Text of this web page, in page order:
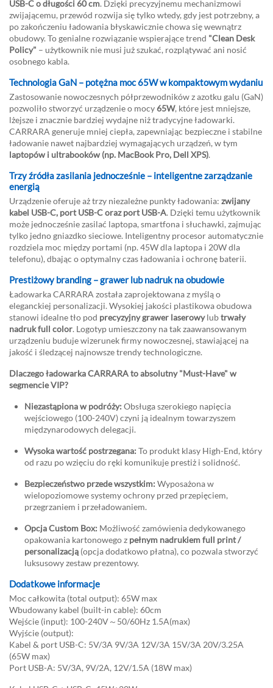
USB-C o długości 60 cm. Dzięki precyzyjnemu mechanizmowi
zwijającemu, przewód rozwija się tylko wtedy, gdy jest potrzebny, a
po zakończeniu ładowania błyskawicznie chowa się wewnątrz
obudowy. To genialne rozwiązanie wspierające trend "Clean Desk
Policy" – użytkownik nie musi już szukać, rozplątywać ani nosić
osobnego kabla.
Technologia GaN – potężna moc 65W w kompaktowym wydaniu
Zastosowanie nowoczesnych półprzewodników z azotku galu (GaN)
pozwoliło stworzyć urządzenie o mocy65W, które jest mniejsze,
lżejsze i znacznie bardziej wydajne niż tradycyjne ładowarki.
CARRARA generuje mniej ciepła, zapewniając bezpieczne i stabilne
ładowanie nawet najbardziej wymagających urządzeń, w tym
laptopów i ultrabooków (np. MacBook Pro, Dell XPS).
Trzy źródła zasilania jednocześnie – inteligentne zarządzanie
energią
Urządzenie oferuje aż trzy niezależne punkty ładowania: zwijany
kabel USB-C, port USB-C oraz port USB-A. Dzięki temu użytkownik
może jednocześnie zasilać laptopa, smartfona i słuchawki, zajmując
tylko jedno gniazdko sieciowe. Inteligentny procesor automatycznie
rozdziela moc między portami (np. 45W dla laptopa i 20W dla
telefonu), dbając o optymalny czas ładowania i ochronę baterii.
Prestiżowy branding – grawer lub nadruk na obudowie
Ładowarka CARRARA została zaprojektowana z myślą o
eleganckiej personalizacji. Wysokiej jakości plastikowa obudowa
stanowi idealne tło pod precyzyjny grawer laserowylubtrwały
nadruk full color. Logotyp umieszczony na tak zaawansowanym
urządzeniu buduje wizerunek firmy nowoczesnej, stawiającej na
jakość i śledzącej najnowsze trendy technologiczne.
Dlaczego ładowarka CARRARA to absolutny "Must-Have" w
segmencie VIP?
Niezastąpiona w podróży: Obsługa szerokiego napięcia
wejściowego (100-240V) czyni ją idealnym towarzyszem
międzynarodowych delegacji.
Wysoka wartość postrzegana: To produkt klasy High-End, który
od razu po wzięciu do ręki komunikuje prestiż i solidność.
Bezpieczeństwo przede wszystkim: Wyposażona w
wielopoziomowe systemy ochrony przed przepięciem,
przegrzaniem i przeładowaniem.
Opcja Custom Box: Możliwość zamówienia dedykowanego
opakowania kartonowego z pełnym nadrukiem full print /
personalizacją (opcja dodatkowo płatna), co pozwala stworzyć
luksusowy zestaw prezentowy.
Dodatkowe informacje
Moc całkowita (total output): 65W max
Wbudowany kabel (built-in cable): 60cm
Wejście (input): 100-240V～50/60Hz 1.5A(max)
Wyjście (output):
Kabel & port USB-C: 5V/3A 9V/3A 12V/3A 15V/3A 20V/3.25A
(65W max)
Port USB-A: 5V/3A, 9V/2A, 12V/1.5A (18W max)